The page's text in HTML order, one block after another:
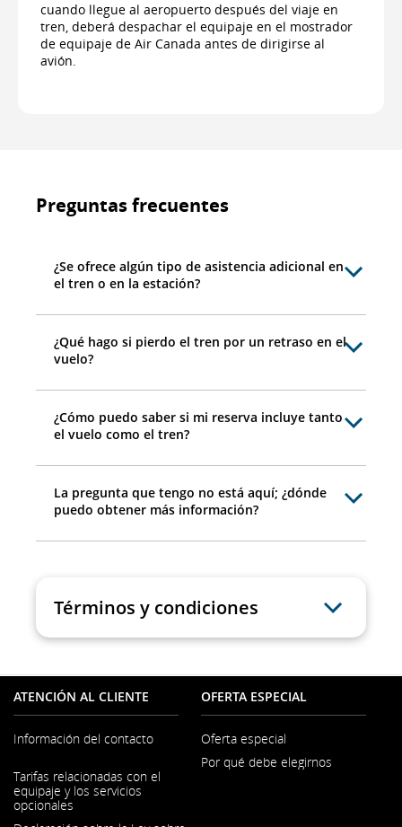
cuando llegue al aeropuerto después del viaje en
tren, deberá despachar el equipaje en el mostrador
de equipaje de Air Canada antes de dirigirse al
avión.
Preguntas frecuentes
¿Se ofrece algún tipo de asistencia adicional en
el tren o en la estación?
¿Qué hago si pierdo el tren por un retraso en el
vuelo?
¿Cómo puedo saber si mi reserva incluye tanto
el vuelo como el tren?
La pregunta que tengo no está aquí; ¿dónde
puedo obtener más información?
Términos y condiciones
ATENCIÓN AL CLIENTE
Información del contacto
abre
en
una
ventana
Tarifas relacionadas con el
equipaje y los servicios
opcionales
OFERTA ESPECIAL
Oferta especial
Por qué debe elegirnos